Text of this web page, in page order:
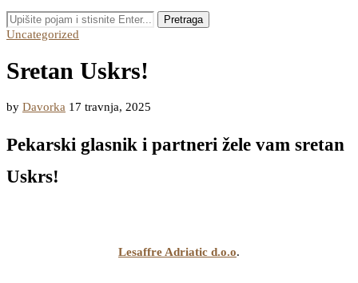
Pretraga
Uncategorized
Sretan Uskrs!
by Davorka 17 travnja, 2025
Pekarski glasnik i partneri žele vam sretan
Uskrs!
Lesaffre Adriatic d.o.o.